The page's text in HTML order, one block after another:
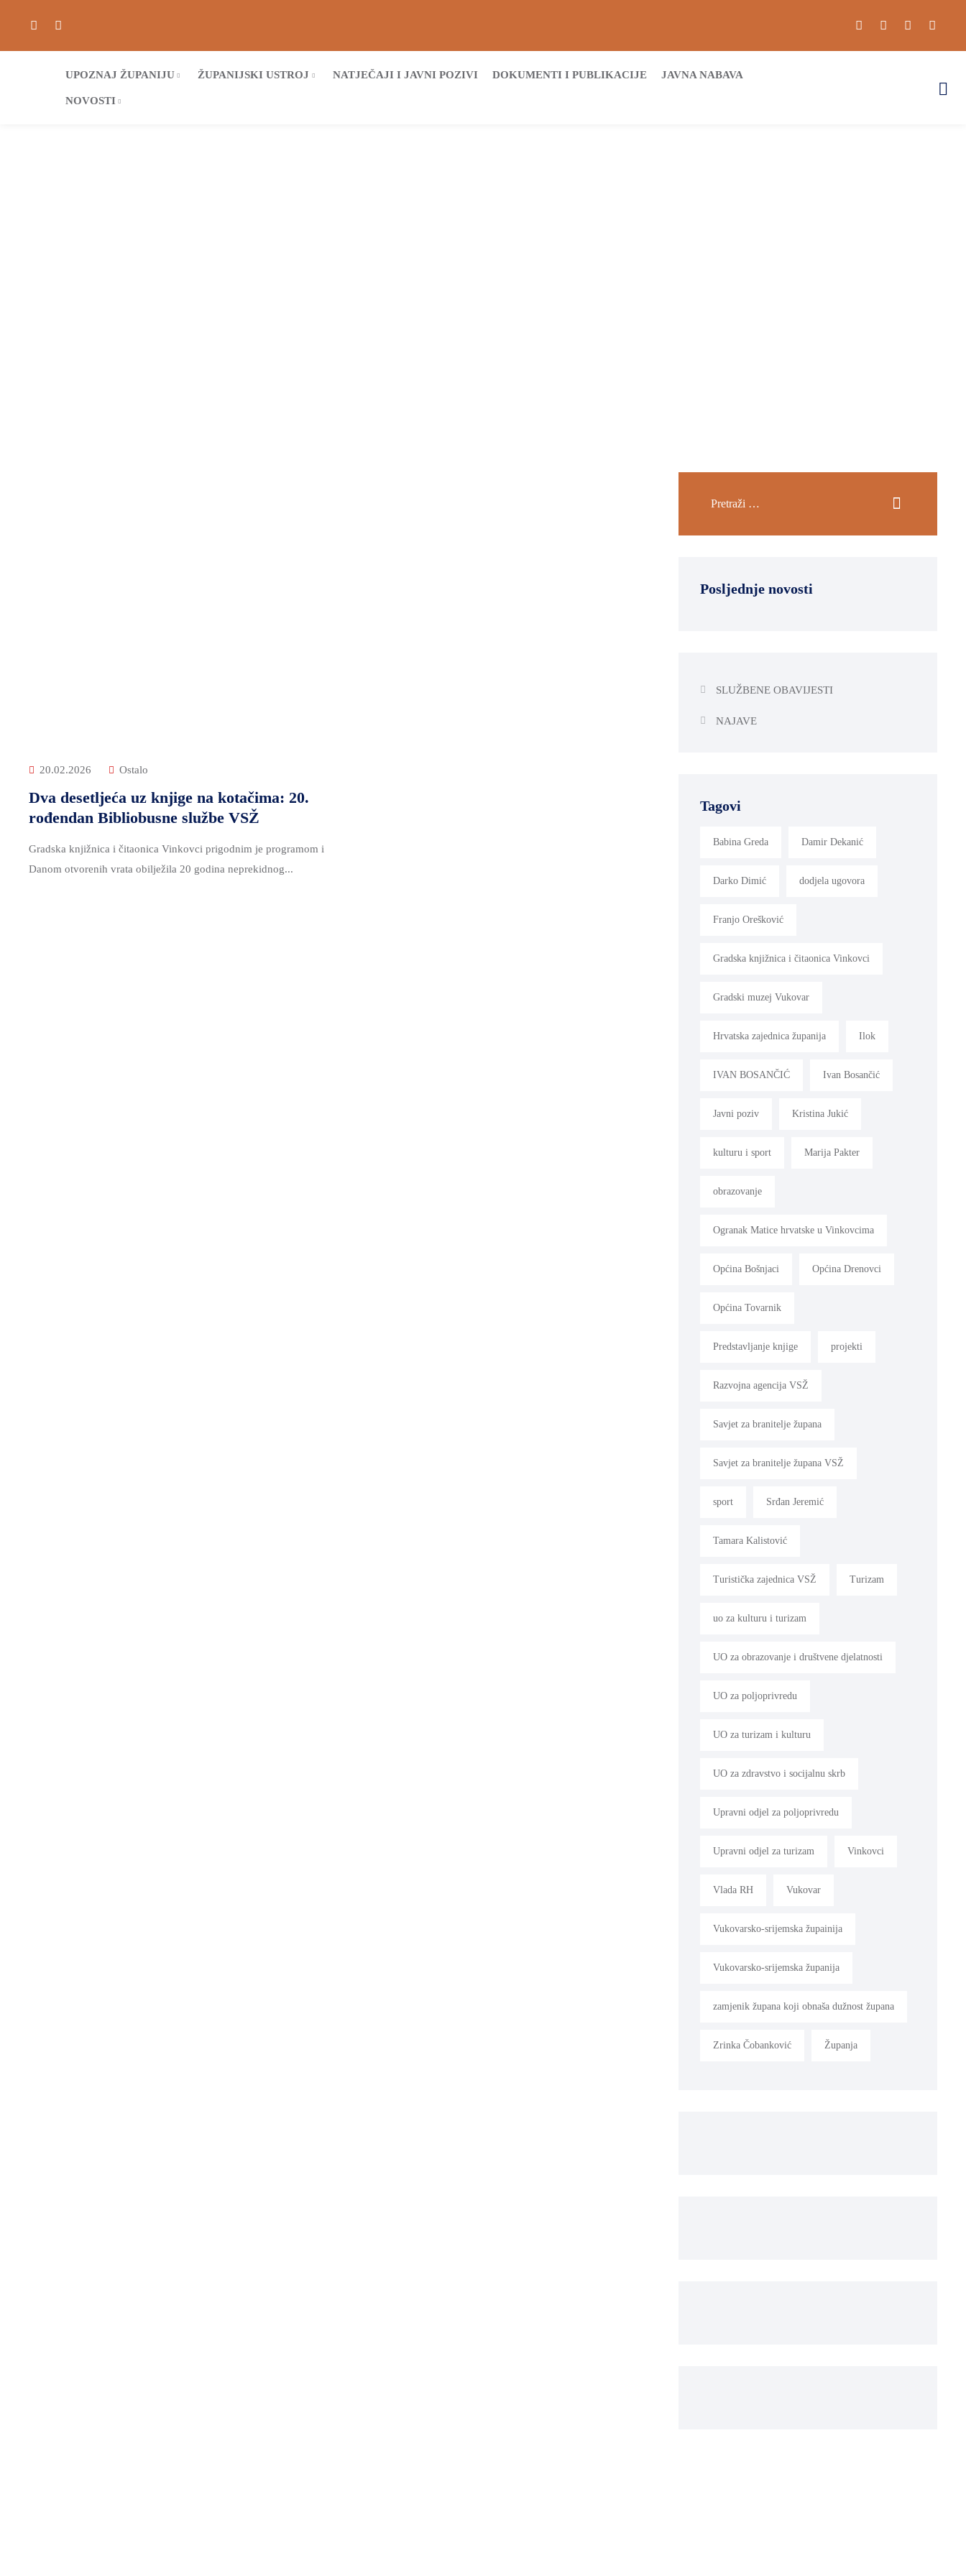
UPOZNAJ ŽUPANIJU ŽUPANIJSKI USTROJ NATJEČAJI I JAVNI POZIVI DOKUMENTI I PUBLIKACIJE JAVNA NABAVA
NOVOSTI
20.02.2026 Ostalo
Dva desetljeća uz knjige na kotačima: 20.
rođendan Bibliobusne službe VSŽ
Gradska knjižnica i čitaonica Vinkovci prigodnim je programom i
Danom otvorenih vrata obilježila 20 godina neprekidnog...
Posljednje novosti
SLUŽBENE OBAVIJESTI
NAJAVE
Tagovi
Babina Greda Damir Dekanić
Darko Dimić dodjela ugovora
Franjo Orešković
Gradska knjižnica i čitaonica Vinkovci
Gradski muzej Vukovar
Hrvatska zajednica županija Ilok
IVAN BOSANČIĆ Ivan Bosančić
Javni poziv Kristina Jukić
kulturu i sport Marija Pakter
obrazovanje
Ogranak Matice hrvatske u Vinkovcima
Općina Bošnjaci Općina Drenovci
Općina Tovarnik
Predstavljanje knjige projekti
Razvojna agencija VSŽ
Savjet za branitelje župana
Savjet za branitelje župana VSŽ
sport Srđan Jeremić
Tamara Kalistović
Turistička zajednica VSŽ Turizam
uo za kulturu i turizam
UO za obrazovanje i društvene djelatnosti
UO za poljoprivredu
UO za turizam i kulturu
UO za zdravstvo i socijalnu skrb
Upravni odjel za poljoprivredu
Upravni odjel za turizam Vinkovci
Vlada RH Vukovar
Vukovarsko-srijemska župainija
Vukovarsko-srijemska županija
zamjenik župana koji obnaša dužnost župana
Zrinka Čobanković Županja